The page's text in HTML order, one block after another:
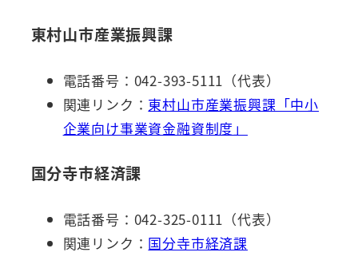
東村山市産業振興課
電話番号：042-393-5111（代表）
関連リンク： 東村山市産業振興課「中小
企業向け事業資金融資制度」
国分寺市経済課
電話番号：042-325-0111（代表）
関連リンク： 国分寺市経済課